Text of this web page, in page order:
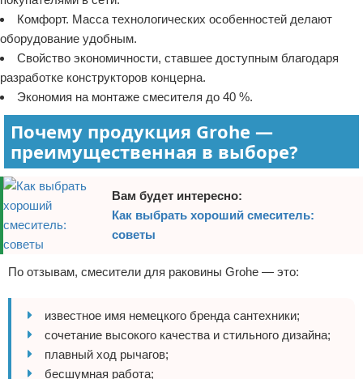
Комфорт. Масса технологических особенностей делают
оборудование удобным.
Свойство экономичности, ставшее доступным благодаря
разработке конструкторов концерна.
Экономия на монтаже смесителя до 40 %.
Почему продукция Grohe —
преимущественная в выборе?
Вам будет интересно:
Как выбрать хороший смеситель:
советы
По отзывам, смесители для раковины Grohe — это:
известное имя немецкого бренда сантехники;
сочетание высокого качества и стильного дизайна;
плавный ход рычагов;
бесшумная работа;